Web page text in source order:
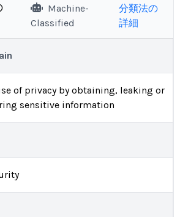
Machine-
Classified
分類法の
詳細
of privacy by obtaining, leaking or
sensitive information